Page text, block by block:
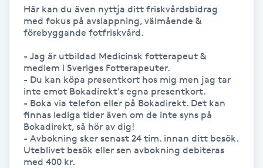
Gruppträning
Gua Sha-massage
Hatha Yoga
Headspa
Healing
Här kan du även nyttja ditt friskvårdsbidrag
med fokus på avslappning, välmående &
förebyggande fotfriskvård.
- Jag är utbildad Medicinsk fotterapeut &
medlem i Sveriges Fotterapeuter.
- Du kan köpa presentkort hos mig men jag tar
inte emot Bokadirekt's egna presentkort.
- Boka via telefon eller på Bokadirekt. Det kan
finnas lediga tider även om de inte syns på
Bokadirekt, så hör av dig!
- Avbokning sker senast 24 tim. innan ditt besök.
Uteblivet besök eller sen avbokning debiteras
med 400 kr.